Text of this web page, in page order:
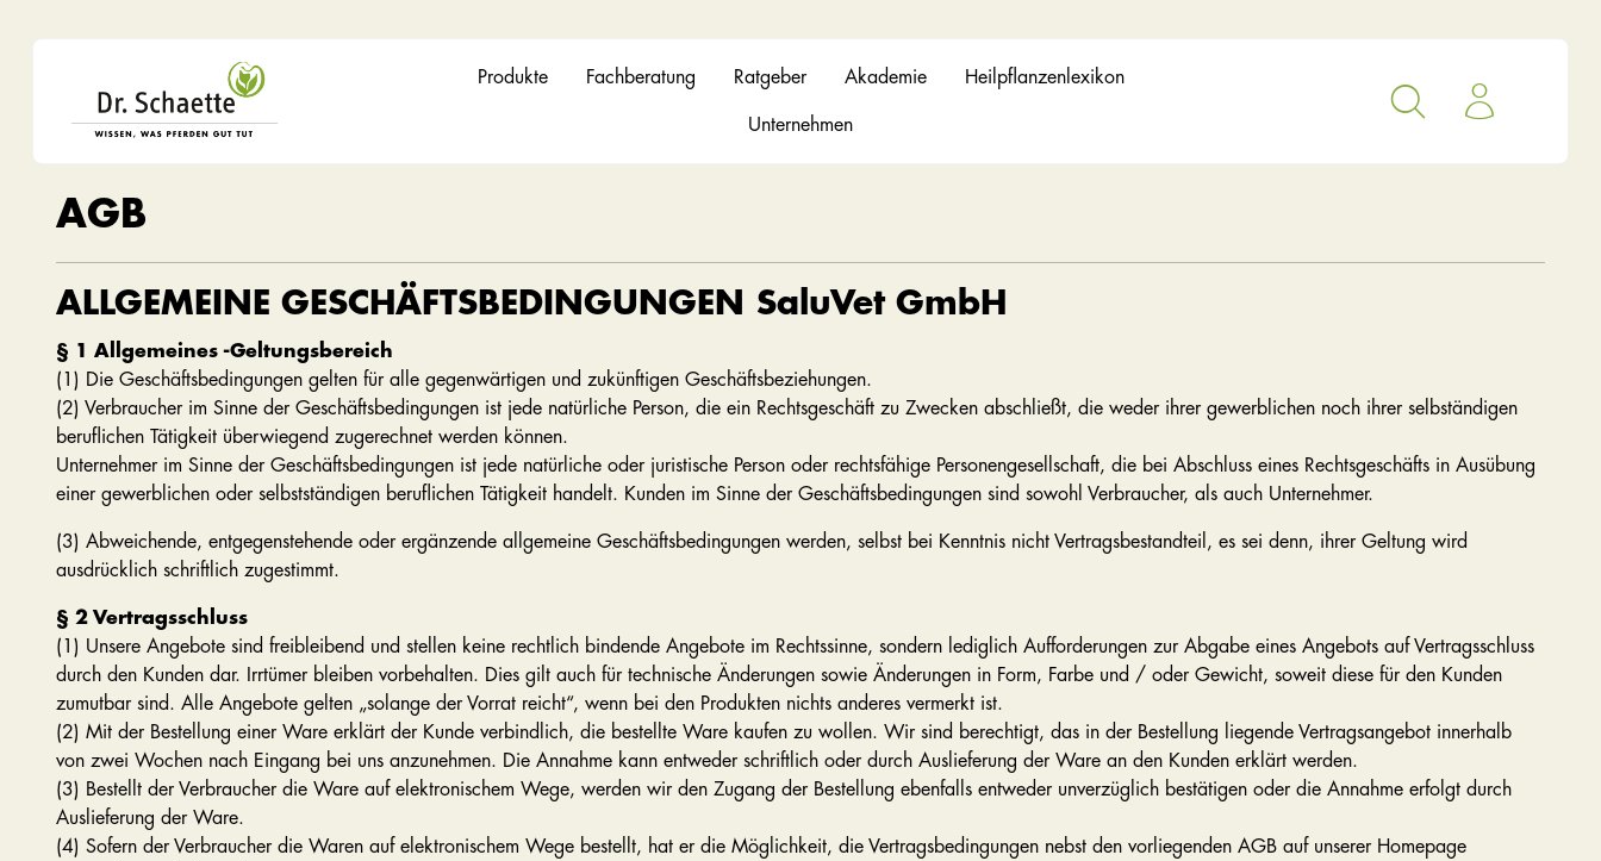
Produkte Fachberatung Ratgeber Akademie Heilpflanzenlexikon
Unternehmen
AGB
ALLGEMEINE GESCHÄFTSBEDINGUNGEN SaluVet GmbH
§ 1 Allgemeines -Geltungsbereich
(1) Die Geschäftsbedingungen gelten für alle gegenwärtigen und zukünftigen Geschäftsbeziehungen.
(2) Verbraucher im Sinne der Geschäftsbedingungen ist jede natürliche Person, die ein Rechtsgeschäft zu Zwecken abschließt, die weder ihrer gewerblichen noch ihrer selbständigen
beruflichen Tätigkeit überwiegend zugerechnet werden können.
Unternehmer im Sinne der Geschäftsbedingungen ist jede natürliche oder juristische Person oder rechtsfähige Personengesellschaft, die bei Abschluss eines Rechtsgeschäfts in Ausübung
einer gewerblichen oder selbstständigen beruflichen Tätigkeit handelt. Kunden im Sinne der Geschäftsbedingungen sind sowohl Verbraucher, als auch Unternehmer.
(3) Abweichende, entgegenstehende oder ergänzende allgemeine Geschäftsbedingungen werden, selbst bei Kenntnis nicht Vertragsbestandteil, es sei denn, ihrer Geltung wird
ausdrücklich schriftlich zugestimmt.
§ 2 Vertragsschluss
(1) Unsere Angebote sind freibleibend und stellen keine rechtlich bindende Angebote im Rechtssinne, sondern lediglich Aufforderungen zur Abgabe eines Angebots auf Vertragsschluss
durch den Kunden dar. Irrtümer bleiben vorbehalten. Dies gilt auch für technische Änderungen sowie Änderungen in Form, Farbe und / oder Gewicht, soweit diese für den Kunden
zumutbar sind. Alle Angebote gelten „solange der Vorrat reicht“, wenn bei den Produkten nichts anderes vermerkt ist.
(2) Mit der Bestellung einer Ware erklärt der Kunde verbindlich, die bestellte Ware kaufen zu wollen. Wir sind berechtigt, das in der Bestellung liegende Vertragsangebot innerhalb
von zwei Wochen nach Eingang bei uns anzunehmen. Die Annahme kann entweder schriftlich oder durch Auslieferung der Ware an den Kunden erklärt werden.
(3) Bestellt der Verbraucher die Ware auf elektronischem Wege, werden wir den Zugang der Bestellung ebenfalls entweder unverzüglich bestätigen oder die Annahme erfolgt durch
Auslieferung der Ware.
(4) Sofern der Verbraucher die Waren auf elektronischem Wege bestellt, hat er die Möglichkeit, die Vertragsbedingungen nebst den vorliegenden AGB auf unserer Homepage